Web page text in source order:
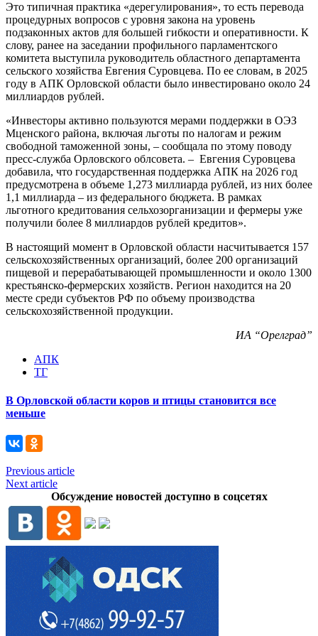
Это типичная практика «дерегулирования», то есть перевода
процедурных вопросов с уровня закона на уровень
подзаконных актов для большей гибкости и оперативности. К
слову, ранее на заседании профильного парламентского
комитета выступила руководитель областного департамента
сельского хозяйства Евгения Суровцева. По ее словам, в 2025
году в АПК Орловской области было инвестировано около 24
миллиардов рублей.
«Инвесторы активно пользуются мерами поддержки в ОЭЗ
Мценского района, включая льготы по налогам и режим
свободной таможенной зоны, – сообщала по этому поводу
пресс-служба Орловского облсовета. – Евгения Суровцева
добавила, что государственная поддержка АПК на 2026 год
предусмотрена в объеме 1,273 миллиарда рублей, из них более
1,1 миллиарда – из федерального бюджета. В рамках
льготного кредитования сельхозорганизации и фермеры уже
получили более 8 миллиардов рублей кредитов».
В настоящий момент в Орловской области насчитывается 157
сельскохозяйственных организаций, более 200 организаций
пищевой и перерабатывающей промышленности и около 1300
крестьянско-фермерских хозяйств. Регион находится на 20
месте среди субъектов РФ по объему производства
сельскохозяйственной продукции.
ИА “Орелград”
АПК
ТГ
В Орловской области коров и птицы становится все
меньше
Previous article
Next article
Обсуждение новостей доступно в соцсетях